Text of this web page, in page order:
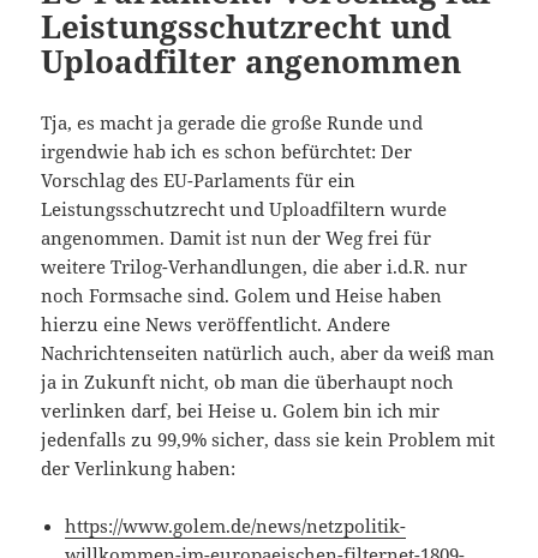
Leistungsschutzrecht und
Uploadfilter angenommen
Tja, es macht ja gerade die große Runde und
irgendwie hab ich es schon befürchtet: Der
Vorschlag des EU-Parlaments für ein
Leistungsschutzrecht und Uploadfiltern wurde
angenommen. Damit ist nun der Weg frei für
weitere Trilog-Verhandlungen, die aber i.d.R. nur
noch Formsache sind. Golem und Heise haben
hierzu eine News veröffentlicht. Andere
Nachrichtenseiten natürlich auch, aber da weiß man
ja in Zukunft nicht, ob man die überhaupt noch
verlinken darf, bei Heise u. Golem bin ich mir
jedenfalls zu 99,9% sicher, dass sie kein Problem mit
der Verlinkung haben:
https://www.golem.de/news/netzpolitik-